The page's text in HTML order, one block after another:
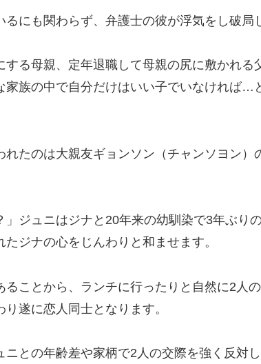
にも関わらず、弁護士の彼が浮気をし破局
する母親、定年退職して母親の尻に敷かれる
家族の中で自分だけはいい子でいなければ…
れたのは大親友ギョンソン（チャンソヨン）
」ジュニはジナと20年来の幼馴染で3年ぶり
ジナの心をじんわりと和ませます。
ることから、ランチに行ったりと自然に2人
遂に恋人同士となります。
との年齢差や家柄で2人の交際を強く反対し